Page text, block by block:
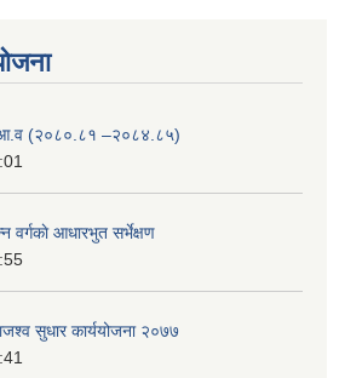
(२०८०.८१ –२०८४.८५)
वर्गकाे आधारभुत सर्भेक्षण
सुधार कार्ययोजना २०७७